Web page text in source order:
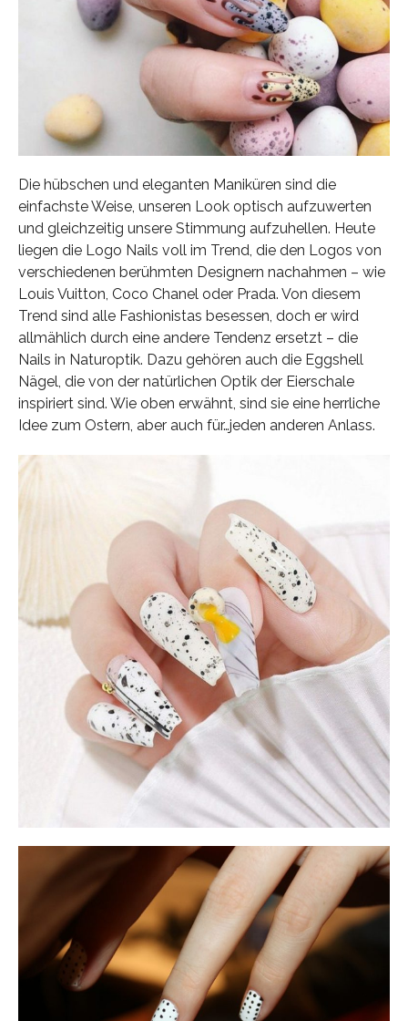
Die hübschen und eleganten Maniküren sind die
einfachste Weise, unseren Look optisch aufzuwerten
und gleichzeitig unsere Stimmung aufzuhellen. Heute
liegen die Logo Nails voll im Trend, die den Logos von
verschiedenen berühmten Designern nachahmen – wie
Louis Vuitton, Coco Chanel oder Prada. Von diesem
Trend sind alle Fashionistas besessen, doch er wird
allmählich durch eine andere Tendenz ersetzt – die
Nails in Naturoptik. Dazu gehören auch die Eggshell
Nägel, die von der natürlichen Optik der Eierschale
inspiriert sind. Wie oben erwähnt, sind sie eine herrliche
Idee zum Ostern, aber auch für…jeden anderen Anlass.